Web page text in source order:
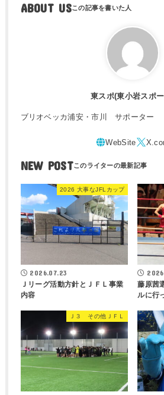
ABOUT US
東スポ(東小岩スポ
ブリオベッカ浦安・市川 サポーター
NEW POST
2026 大事なJFLカップ
2026.07.23
Ｊリーグ活動方針とＪＦＬ事業
内容
藤原茜
ルに行
Ｊ３ その他ＪＦＬ